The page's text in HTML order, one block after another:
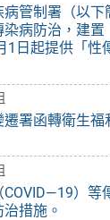
管制署（以
病防治，建
1日起提供「性
署函轉衛生
）等
措施。